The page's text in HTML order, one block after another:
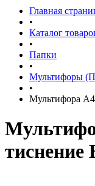
Главная
•
Каталог
•
Папки
•
Мультифоры
•
Мультифора
тиснение